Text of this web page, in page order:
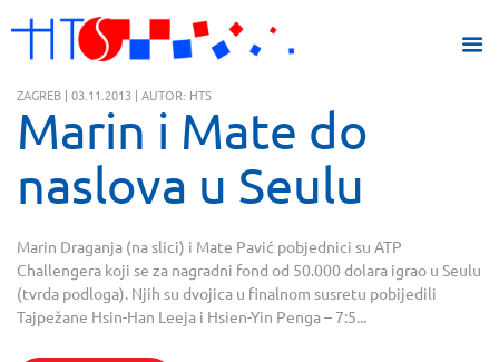
ZAGREB | 03.11.2013 | AUTOR: HTS
Marin i Mate do
naslova u Seulu
Marin Draganja (na slici) i Mate Pavić pobjednici su ATP
Challengera koji se za nagradni fond od 50.000 dolara igrao u Seulu
(tvrda podloga). Njih su dvojica u finalnom susretu pobijedili
Tajpežane Hsin-Han Leeja i Hsien-Yin Penga – 7:5...